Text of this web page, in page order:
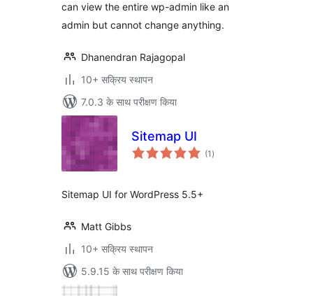
can view the entire wp-admin like an
admin but cannot change anything.
Dhanendran Rajagopal
10+ सक्रिय स्थापन
7.0.3 के साथ परीक्षण किया
Sitemap UI
(1 कुल
दर)
Sitemap UI for WordPress 5.5+
Matt Gibbs
10+ सक्रिय स्थापन
5.9.15 के साथ परीक्षण किया